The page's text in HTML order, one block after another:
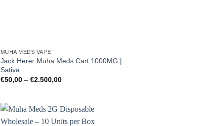
MUHA MEDS VAPE
Jack Herer Muha Meds Cart 1000MG |
Sativa
€50,00 – €2.500,00Preisspanne: